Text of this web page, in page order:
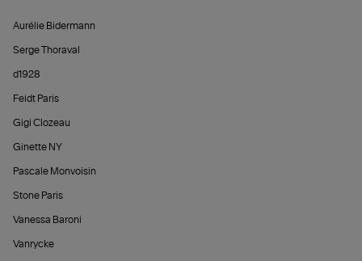
Aurélie Bidermann
Serge Thoraval
d1928
Feidt Paris
Gigi Clozeau
Ginette NY
Pascale Monvoisin
Stone Paris
Vanessa Baroni
Vanrycke